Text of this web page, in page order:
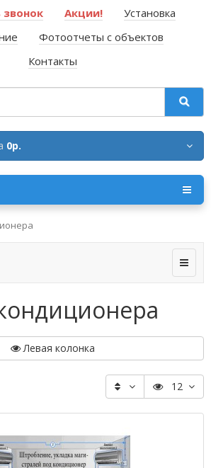
звонок Акции!
Установка
Фотоотчеты с объектов
Контакты
0р.
Левая колонка
12